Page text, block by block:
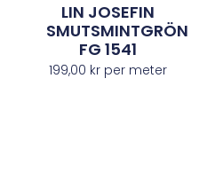
LIN JOSEFIN
SMUTSMINTGRÖN
FG 1541
199,00 kr per meter